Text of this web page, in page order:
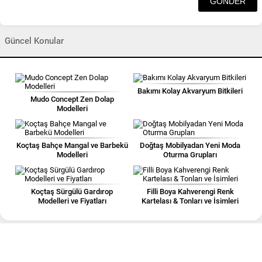
Güncel Konular
Mudo Concept Zen Dolap
Modelleri
Bakımı Kolay Akvaryum Bitkileri
Koçtaş Bahçe Mangal ve Barbekü
Modelleri
Doğtaş Mobilyadan Yeni Moda
Oturma Grupları
Koçtaş Sürgülü Gardırop
Modelleri ve Fiyatları
Filli Boya Kahverengi Renk
Kartelası & Tonları ve İsimleri